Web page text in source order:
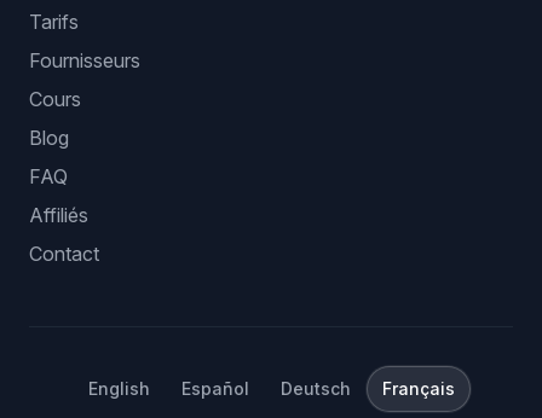
Tarifs
Fournisseurs
Cours
Blog
FAQ
Affiliés
Contact
English Español Deutsch Français